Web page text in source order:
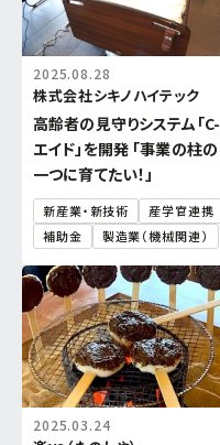
2025.08.28
株式会社シキノハイテック
高齢者の見守りシステム「C-
エイド」を開発 「事業の柱の
一つに育てたい！」
新産業・新技術
産学官連携
補助金
製造業（機械関連）
2025.03.24